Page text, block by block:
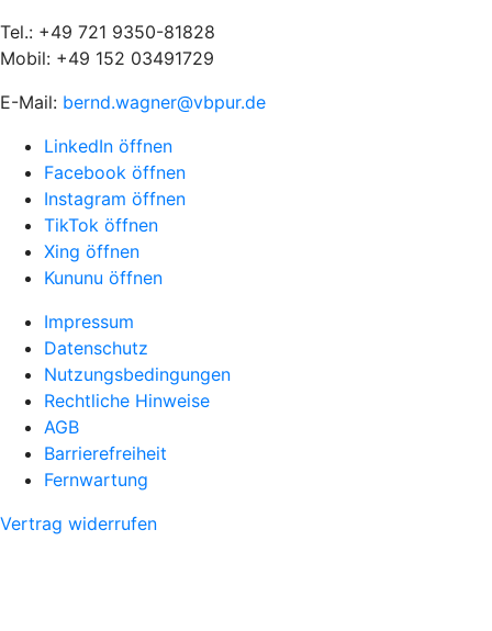
Tel.: +49 721 9350-81828
Mobil: +49 152 03491729
E-Mail: bernd.wagner@vbpur.de
LinkedIn öffnen
Facebook öffnen
Instagram öffnen
TikTok öffnen
Xing öffnen
Kununu öffnen
Impressum
Datenschutz
Nutzungsbedingungen
Rechtliche Hinweise
AGB
Barrierefreiheit
Fernwartung
Vertrag widerrufen